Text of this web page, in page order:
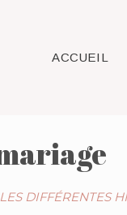
ACCUEIL
DIFFÉRENTES